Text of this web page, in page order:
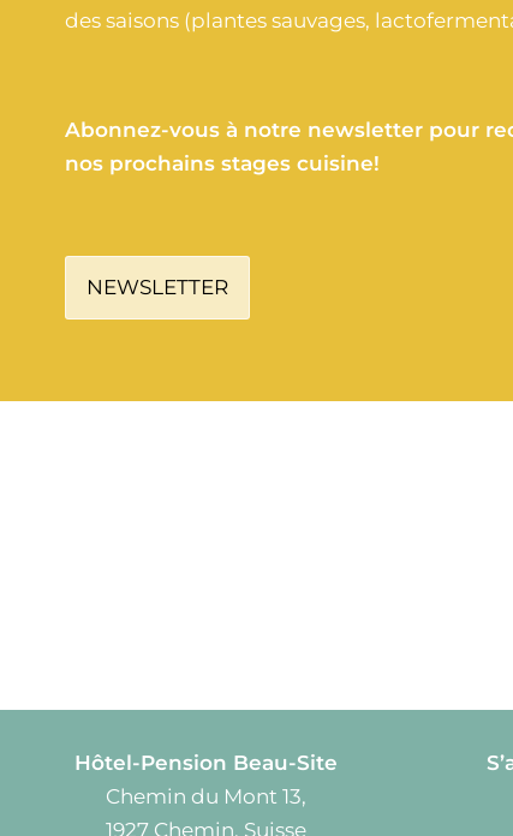
des saisons (plantes sauvages,
Abonnez-vous à notre newsletter pour
nos prochains stages cuisine!
NEWSLETTER
Hôtel-Pension Beau-Site
Chemin du Mont 13,
1927 Chemin, Suisse